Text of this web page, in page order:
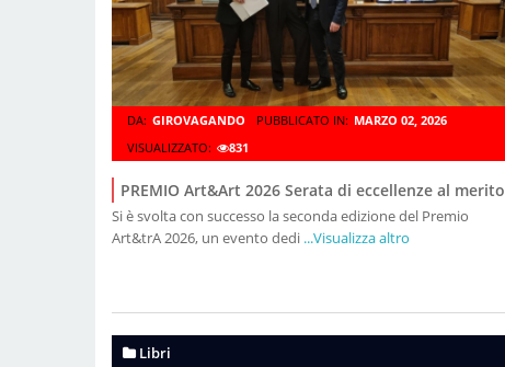
DA: GIROVAGANDO PUBBLICATO IN: MARZO 02, 2026
VISUALIZZATO:
831
PREMIO Art&Art 2026 Serata di eccellenze al merito
Si è svolta con successo la seconda edizione del Premio
Art&trA 2026, un evento dedi ...Visualizza altro
Libri